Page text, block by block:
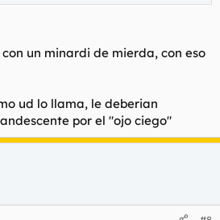
un minardi de mierda, con eso
ud lo llama, le deberian
por el "ojo ciego"